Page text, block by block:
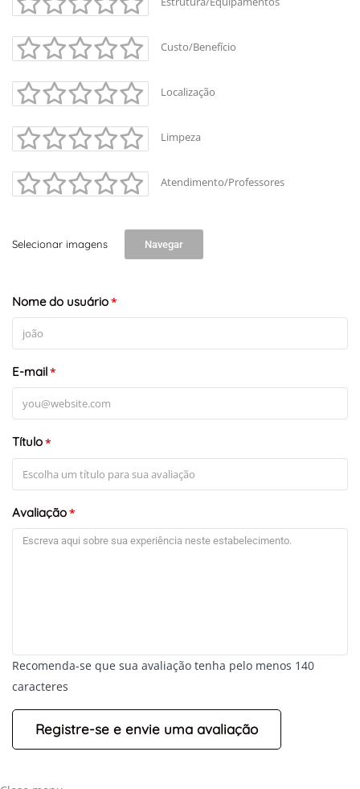
Custo/Benefício
Localização
Limpeza
Atendimento/Professores
Selecionar imagens Navegar
Nome do usuário*
E-mail*
Título*
Avaliação*
Recomenda-se que sua avaliação tenha pelo menos 140
caracteres